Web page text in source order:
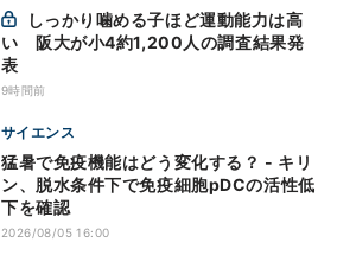
い 阪大が小4約1,200人の調査結果発
表
9時間前
サイエンス
猛暑で免疫機能はどう変化する？ - キリ
ン、脱水条件下で免疫細胞pDCの活性低
下を確認
2026/08/05 16:00